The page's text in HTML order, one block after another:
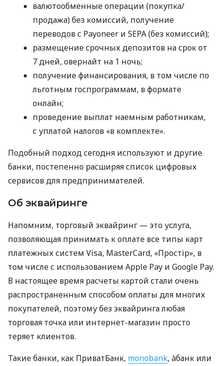
валютообменные операции (покупка/
продажа) без комиссий, получение
переводов с Payoneer и SEPA (без комиссий);
размещение срочных депозитов на срок от
7 дней, овернайт на 1 ночь;
получение финансирования, в том числе по
льготным госпрограммам, в формате
онлайн;
проведение выплат наемным работникам,
с уплатой налогов «в комплекте».
Подобный подход сегодня используют и другие
банки, постепенно расширяя список цифровых
сервисов для предпринимателей.
Об эквайринге
Напомним, торговый эквайринг — это услуга,
позволяющая принимать к оплате все типы карт
платежных систем Visa, MasterCard, «Простір», в
том числе с использованием Apple Pay и Google Pay.
В настоящее время расчеты картой стали очень
распространенным способом оплаты для многих
покупателей, поэтому без эквайринга любая
торговая точка или интернет-магазин просто
теряет клиентов.
Такие банки, как ПриватБанк, monobank, àбанк или